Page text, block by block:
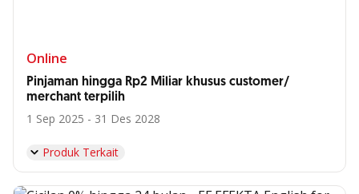
Online
Pinjaman hingga Rp2 Miliar khusus customer/
merchant terpilih
1 Sep 2025 - 31 Des 2028
Produk Terkait